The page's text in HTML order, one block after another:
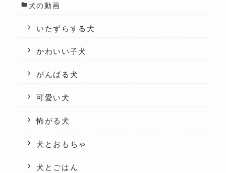
犬の動画
いたずらする犬
かわいい子犬
がんばる犬
可愛い犬
怖がる犬
犬とおもちゃ
犬とごはん